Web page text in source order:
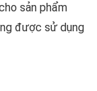
sản phẩm
được sử dụng